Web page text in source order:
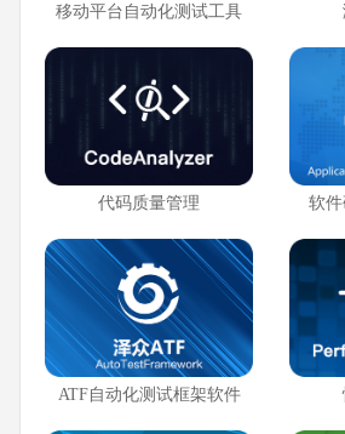
移动平台自动化测试工具
代码质量管理 软
ATF自动化测试框架软件